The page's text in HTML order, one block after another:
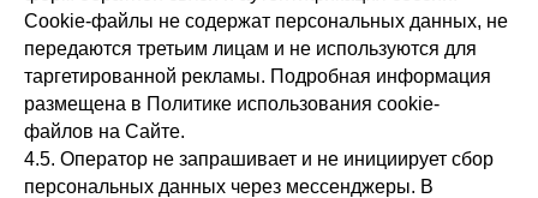
Cookie-файлы не содержат персональных данных, не
передаются третьим лицам и не используются для
таргетированной рекламы. Подробная информация
размещена в Политике использования cookie-
файлов на Сайте.
4.5. Оператор не запрашивает и не инициирует сбор
персональных данных через мессенджеры. В